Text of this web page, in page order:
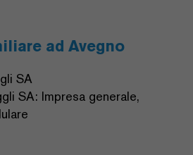
ad Avegno
SA
SA: Impresa generale,